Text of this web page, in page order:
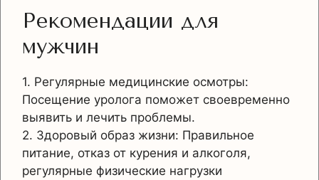
Рекомендации для
мужчин
1. Регулярные медицинские осмотры:
Посещение уролога поможет своевременно
выявить и лечить проблемы.
2. Здоровый образ жизни: Правильное
питание, отказ от курения и алкоголя,
регулярные физические нагрузки